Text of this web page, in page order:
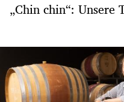
„Chin chin“: Unsere